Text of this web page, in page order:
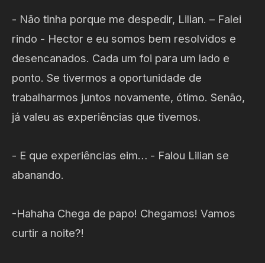
- Não tinha porque me despedir, Lilian. – Falei
rindo - Hector e eu somos bem resolvidos e
desencanados. Cada um foi para um lado e
ponto. Se tivermos a oportunidade de
trabalharmos juntos novamente, ótimo. Senão,
já valeu as experiências que tivemos.
- E que experiências eim… - Falou Lilian se
abanando.
-Hahaha Chega de papo! Chegamos! Vamos
curtir a noite?!